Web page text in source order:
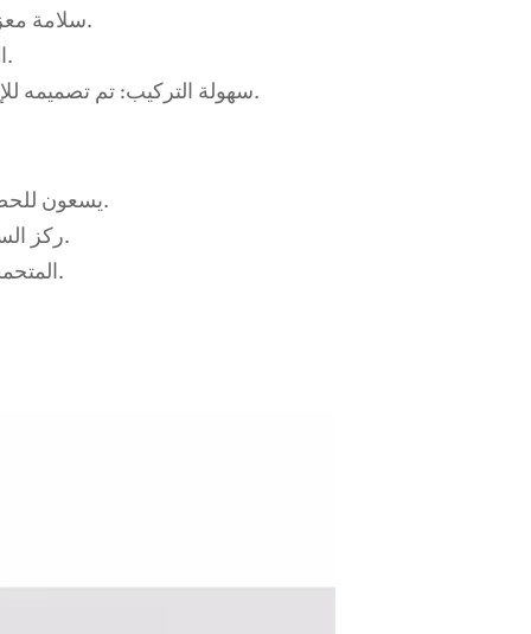
سلامة معززة: توفر المصابيح الأمامية المتقدمة رؤية ليلية محسنة.
المتانة: مصممة لتحمل التآكل اليومي والظروف القاسية.
سهولة التركيب: تم تصميمه للإعداد الخالي من المتاعب مع لمسة نهائية بجودة المصنع.
أصحاب تويوتا ألفارد LM 2015+ يسعون للحصول على ترقية متميزة.
ركز السائقون على الجمع بين التصميم الفاخر والتطبيق العملي.
المتحمسون الذين يتطلعون إلى تعزيز قيمة إعادة بيع سياراتهم.